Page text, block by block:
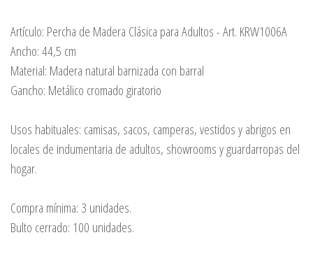
Artículo: Percha de Madera Clásica para Adultos - Art. KRW1006A
Ancho: 44,5 cm
Material: Madera natural barnizada con barral
Gancho: Metálico cromado giratorio
Usos habituales: camisas, sacos, camperas, vestidos y abrigos en
locales de indumentaria de adultos, showrooms y guardarropas del
hogar.
Compra mínima: 3 unidades.
Bulto cerrado: 100 unidades.